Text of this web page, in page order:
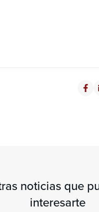
noticias que
interesarte